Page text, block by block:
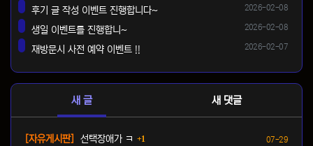
등록일
2026-02-08
후기 글 작성 이벤트 진행합니다~
등록일
2026-02-08
생일 이벤트를 진행합니~
등록일
2026-02-07
재방문시 사전 예약 이벤트 !!
새 글 새 댓글
등록일
07-29
[자유게시판] 선택장애가 ㅋ 1